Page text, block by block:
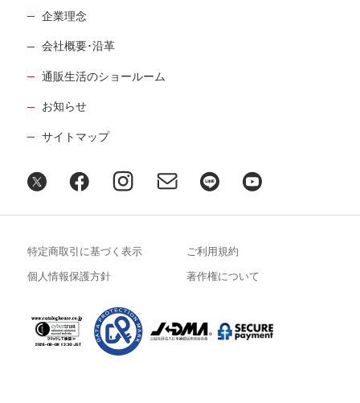
企業理念
会社概要･沿革
通販生活のショールーム
お知らせ
サイトマップ
特定商取引に基づく表示 ご利用規約
個人情報保護方針 著作権について